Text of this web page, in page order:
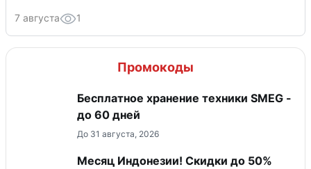
7 августа 1
Промокоды
Бесплатное хранение техники SMEG -
до 60 дней
До 31 августа, 2026
Месяц Индонезии! Скидки до 50%